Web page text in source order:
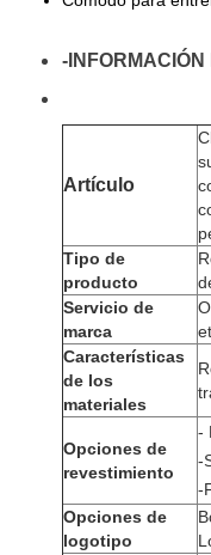
-
Artículo
Tipo de
producto
Servicio de
marca
Características
de los
materiales
Opciones de
revestimiento
-
-
-
Opciones de
logotipo